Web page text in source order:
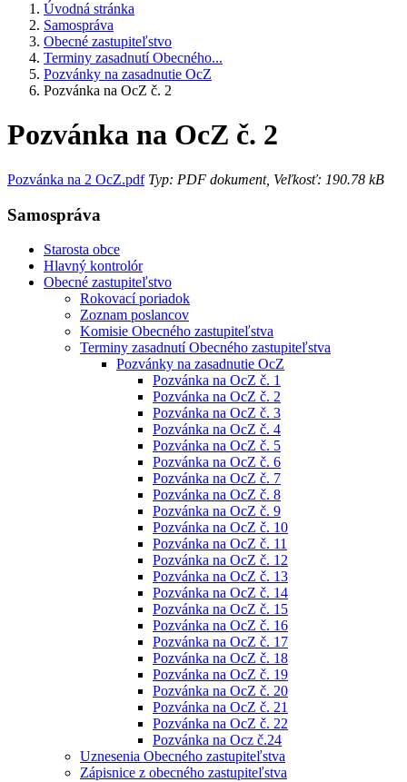
Úvodná stránka
Samospráva
Obecné zastupiteľstvo
Terminy zasadnutí Obecného...
Pozvánky na zasadnutie OcZ
Pozvánka na OcZ č. 2
Pozvánka na OcZ č. 2
Pozvánka na 2 OcZ.pdfTyp: PDF dokument, Veľkosť: 190.78 kB
Samospráva
Starosta obce
Hlavný kontrolór
Obecné zastupiteľstvo
Rokovací poriadok
Zoznam poslancov
Komisie Obecného zastupiteľstva
Terminy zasadnutí Obecného zastupiteľstva
Pozvánky na zasadnutie OcZ
Pozvánka na OcZ č. 1
Pozvánka na OcZ č. 2
Pozvánka na OcZ č. 3
Pozvánka na OcZ č. 4
Pozvánka na OcZ č. 5
Pozvánka na OcZ č. 6
Pozvánka na OcZ č. 7
Pozvánka na OcZ č. 8
Pozvánka na OcZ č. 9
Pozvánka na OcZ č. 10
Pozvánka na OcZ č. 11
Pozvánka na OcZ č. 12
Pozvánka na OcZ č. 13
Pozvánka na OcZ č. 14
Pozvánka na OcZ č. 15
Pozvánka na OcZ č. 16
Pozvánka na OcZ č. 17
Pozvánka na OcZ č. 18
Pozvánka na OcZ č. 19
Pozvánka na OcZ č. 20
Pozvánka na OcZ č. 21
Pozvánka na OcZ č. 22
Pozvánka na Ocz č.24
Uznesenia Obecného zastupiteľstva
Zápisnice z obecného zastupiteľstva